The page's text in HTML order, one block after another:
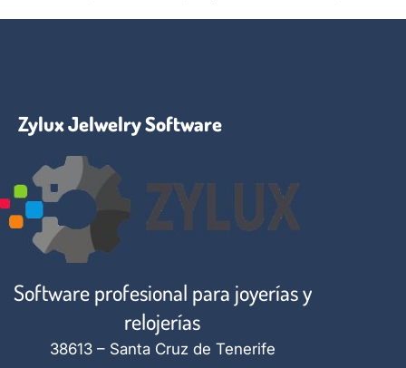
Zylux Jelwelry Software
Software profesional para joyerías y
relojerías
38613 – Santa Cruz de Tenerife